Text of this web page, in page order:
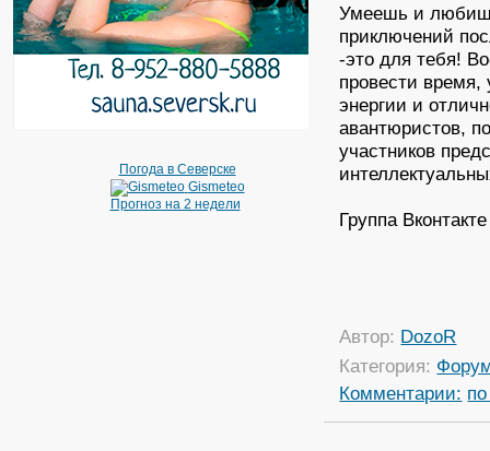
Погода в Северске
Gismeteo
Прогноз на 2 недели
Умеешь и
приключений
-это для тебя!
провести время,
энергии и
авантюристов,
участников
Группа
Автор: DozoR
Категория:
Комментарии: